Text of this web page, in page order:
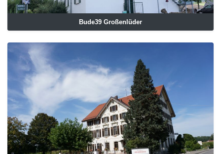
Bude39 Großenlüder